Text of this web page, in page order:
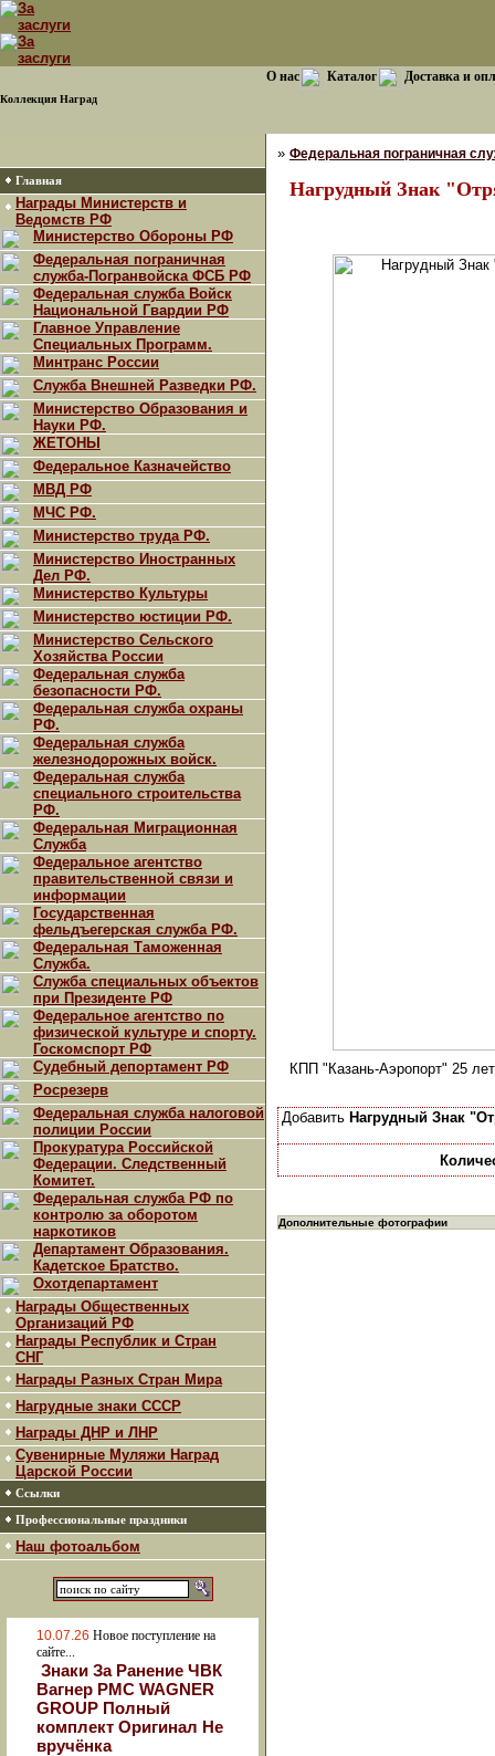
Коллекция Наград
О нас Каталог Доставка и
Главная
Награды Министерств и
Ведомств РФ
Министерство Обороны РФ
Федеральная пограничная
служба-Погранвойска ФСБ РФ
Федеральная служба Войск
Национальной Гвардии РФ
Главное Управление
Специальных Программ.
Минтранс России
Служба Внешней Разведки РФ.
Министерство Образования и
Науки РФ.
ЖЕТОНЫ
Федеральное Казначейство
МВД РФ
МЧС РФ.
Министерство труда РФ.
Министерство Иностранных
Дел РФ.
Министерство Культуры
Министерство юстиции РФ.
Министерство Сельского
Хозяйства России
Федеральная служба
безопасности РФ.
Федеральная служба охраны
РФ.
Федеральная служба
железнодорожных войск.
Федеральная служба
специального строительства
РФ.
Федеральная Миграционная
Служба
Федеральное агентство
правительственной связи и
информации
Государственная
фельдъегерская служба РФ.
Федеральная Таможенная
Служба.
Служба специальных объектов
при Президенте РФ
Федеральное агентство по
физической культуре и спорту.
Госкомспорт РФ
Судебный депортамент РФ
Росрезерв
Федеральная служба налоговой
полиции России
Прокуратура Российской
Федерации. Следственный
Комитет.
Федеральная служба РФ по
контролю за оборотом
наркотиков
Департамент Образования.
Кадетское Братство.
Охотдепартамент
Награды Общественных
Организаций РФ
Награды Республик и Стран
СНГ
Награды Разных Стран Мира
Нагрудные знаки СССР
Награды ДНР и ЛНР
Сувенирные Муляжи Наград
Царской России
Ссылки
Профессиональные праздники
Наш фотоальбом
10.07.26 Новое поступление на
сайте...
Знаки За Ранение ЧВК
Вагнер РМС WAGNER
GROUP Полный
комплект Оригинал Не
вручёнка
» Федеральная пограничная
Нагрудный Знак
КПП "Казань-Аэропорт" 25
Добавить Нагрудный Знак
Дополнительные фотографии